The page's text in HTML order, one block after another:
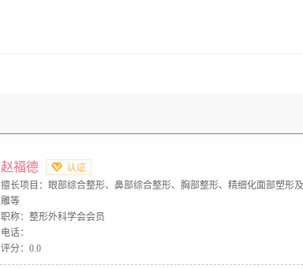
赵福德
擅长项目：眼部综合整形、鼻部综合整形、胸部整形、精细化面部塑形
雕等
职称：整形外科学会会员
电话：
评分：0.0